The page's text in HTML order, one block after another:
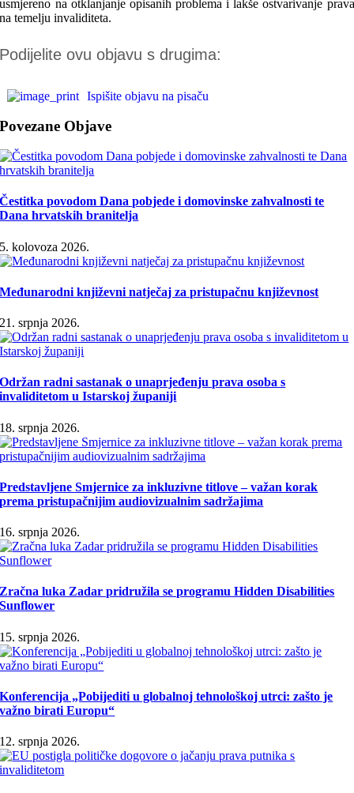
usmjereno na otklanjanje opisanih problema i lakše ostvarivanje prava
na temelju invaliditeta.
Podijelite ovu objavu s drugima:
Ispišite objavu na pisaču
Povezane Objave
Čestitka povodom Dana pobjede i domovinske zahvalnosti te
Dana hrvatskih branitelja
5. kolovoza 2026.
Međunarodni književni natječaj za pristupačnu književnost
21. srpnja 2026.
Održan radni sastanak o unaprjeđenju prava osoba s
invaliditetom u Istarskoj županiji
18. srpnja 2026.
Predstavljene Smjernice za inkluzivne titlove – važan korak
prema pristupačnijim audiovizualnim sadržajima
16. srpnja 2026.
Zračna luka Zadar pridružila se programu Hidden Disabilities
Sunflower
15. srpnja 2026.
Konferencija „Pobijediti u globalnoj tehnološkoj utrci: zašto je
važno birati Europu“
12. srpnja 2026.